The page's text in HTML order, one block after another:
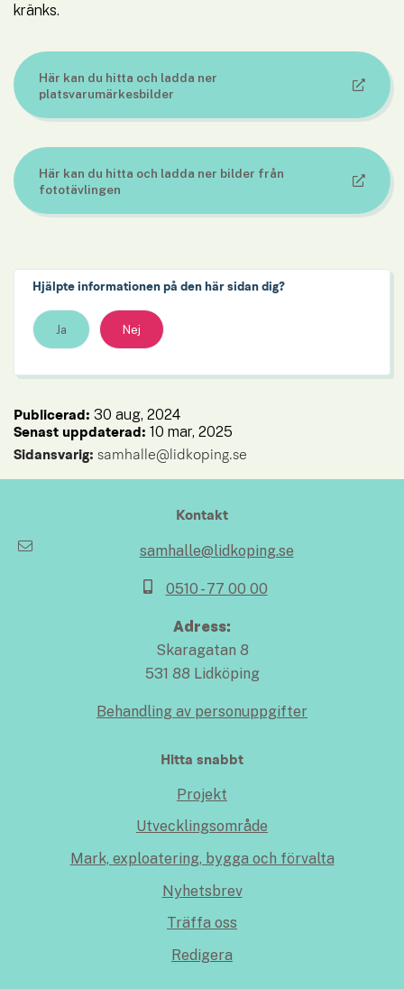
kränks.
Här kan du hitta och ladda ner
platsvarumärkesbilder
Länk till annan webbplats.
Här kan du hitta och ladda ner bilder från
fototävlingen
Länk till annan webbplats.
Hjälpte informationen på den här sidan dig?
Ja Nej
Publicerad: 30 aug, 2024
Senast uppdaterad: 10 mar, 2025
Sidansvarig: samhalle@lidkoping.se
Kontakt
samhalle@lidkoping.se
0510 - 77 00 00
Adress:
Skaragatan 8
531 88 Lidköping
Behandling av personuppgifter
Hitta snabbt
Projekt
Utvecklingsområde
Mark, exploatering, bygga och förvalta
Nyhetsbrev
Träffa oss
Redigera